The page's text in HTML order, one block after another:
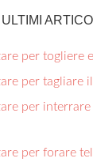
ULTIMI
per togliere
per tagliare
per
per forare